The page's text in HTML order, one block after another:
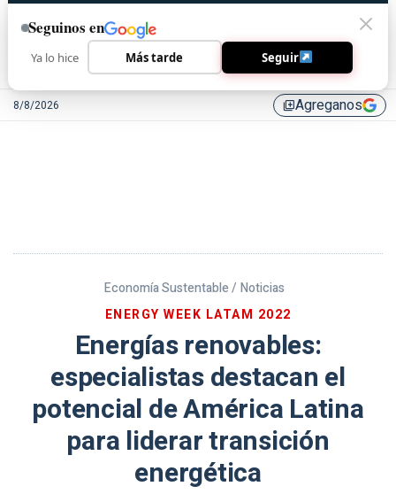
8/8/2026 library_addAgreganos
Economía Sustentable / Noticias
ENERGY WEEK LATAM 2022
Energías renovables:
especialistas destacan el
potencial de América Latina
para liderar transición
energética
Seguinos en
Ya lo hice Más tarde Seguir